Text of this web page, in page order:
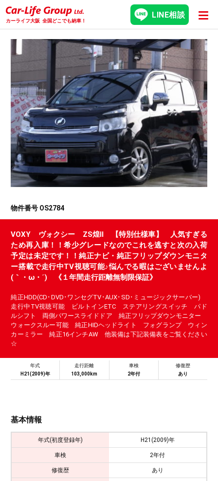
カーライフ大阪 全国どこでも納車！
LINE相談
物件番号 OS2784
VOXY ヴォクシー ZS煌Ⅱ 【特別仕様車】 人気すぎる
ため再入庫！！希少グレードなのでこれを逃すと次の入荷
予定は未定です！！純正ナビ・純正フリップダウンモニタ
ー搭載で走行中TV視聴可能♪悩んでる暇はございませんよ
(｀・ω・´) 《１年間走行距離無制限保証》
純正HDD(CD･DVD･ワンセグTV･AUX･SD･ミュージックサーバー)
走行中TV視聴可能 ビルトインETC ステアリングスイッチ パド
ルシフト 両側パワースライドドア 純正フリップダウンモニター
ウォークスルー可能 純正HIDヘッドライト フォグランプ ウィン
カーミラー 純正16インチAW 他装備は下記装備表をご覧ください
☆
年式
H21(2009)年
走行距離
103,000km
車検
2年付
修復歴
あり
基本情報
年式(初度登録年) H21(2009)年
車検 2年付
修復歴 あり